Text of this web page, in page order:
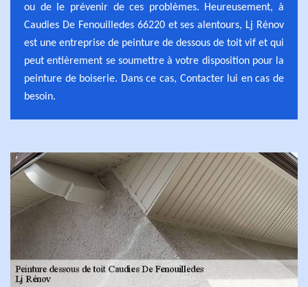
ou de le prévenir de ces problèmes. Heureusement, à
Caudies De Fenouilledes 66220 et ses alentours, Lj Rénov
est une entreprise de peinture de dessous de toit vif et qui
peut entièrement se soumettre à votre disposition pour la
peinture de boiserie. Dans ce cas, Contacter lui en cas de
besoin.